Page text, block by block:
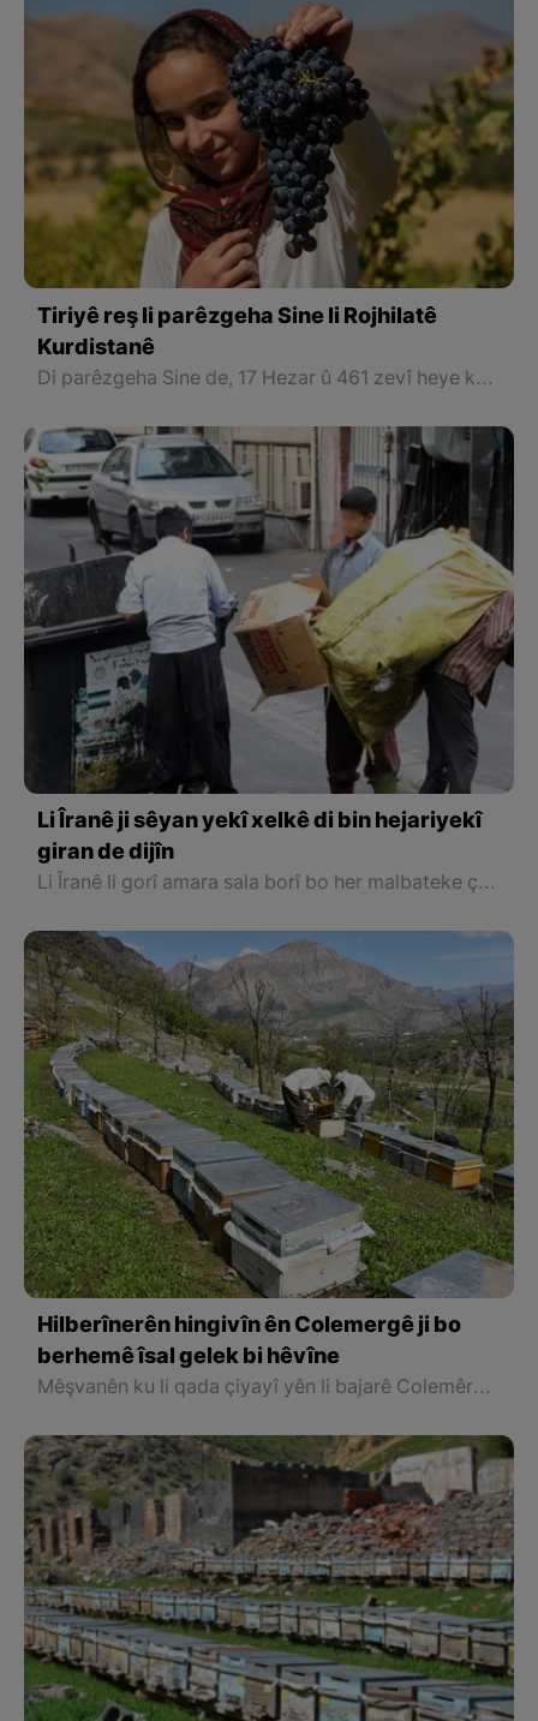
Tiriyê reş li parêzgeha Sine li Rojhilatê
Kurdistanê
Di parêzgeha Sine de, 17 Hezar û 461 zevî heye ku 12 Hezar hektar bi awayê dêmî û 5461 hektar jî bi awayê avî ye. Zêdetir li 10 Hezar hektar ji wan zeviyan berav in, di salê de aliyê kêm 8 ton tirî li her hektarê de berhem tê.
Li Îranê ji sêyan yekî xelkê di bin hejariyekî
giran de dijîn
Li Îranê li gorî amara sala borî bo her malbateke çar kesî heft milyon û 700 hezar tumen hatibû destnîşankirin ku bo her kesî dibe bêhtir ji milyonek û 900 hezar tumenan ku bo her rojekê dibe 63 hezar tumen ku hê jî di bin asta standarta cîhanî de ye
Hilberînerên hingivîn ên Colemergê ji bo
berhemê îsal gelek bi hêvîne
Mêşvanên ku li qada çiyayî yên li bajarê Colemêrg a Bakurê Kurdistanê ku bi rûberiya dewlemend a giya, gul û kulîlkên xwe derdikeve pêş demsala bicîhbûn û vedana çadiran û piştî barîna baranên zêde û bi bandor ên vê daviyê li benda berhemeke zêde ya hingiv in.